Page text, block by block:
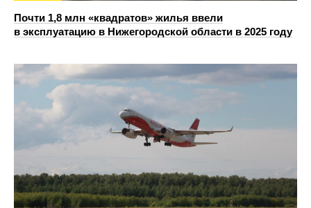
Почти 1,8 млн «квадратов» жилья ввели
в эксплуатацию в Нижегородской области в 2025 году